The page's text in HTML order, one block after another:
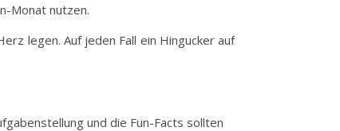
Monat nutzen.
legen. Auf jeden Fall ein Hingucker auf
und die Fun-Facts sollten